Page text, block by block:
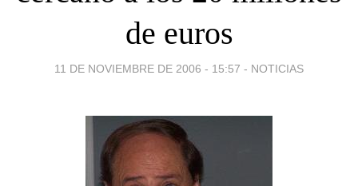
de euros
11 DE NOVIEMBRE DE 2006 - 15:57 - NOTICIAS